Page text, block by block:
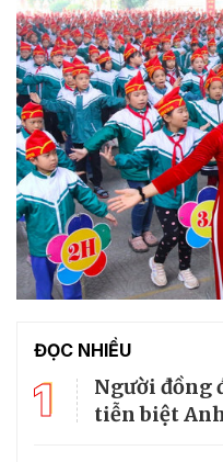
ĐỌC NHIỀU
1
Người đồng
tiễn biệt